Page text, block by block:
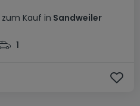
zum Kauf in Sandweiler
1